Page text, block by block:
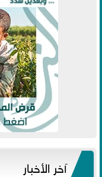
آخر الأخبار